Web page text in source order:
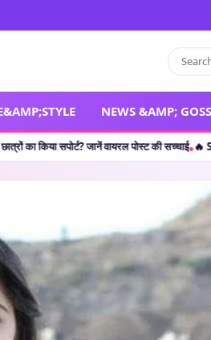
NEWS &AMP;
की सच्चाई•🔥 Shocking Retirement: थलपति